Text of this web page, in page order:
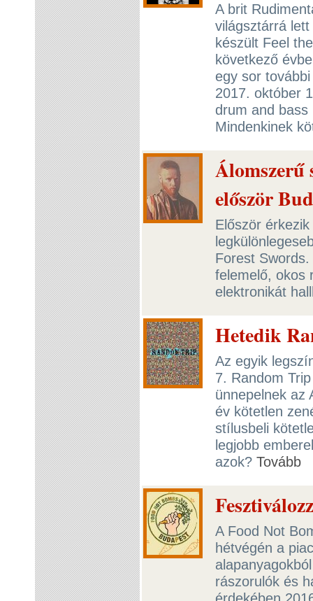
A brit
világsztárrá
készült Feel
következő
egy sor
2017. október
drum and bass
Mindenkinek
Álomszerű
először
Először
Forest
felemelő, okos
elektronikát
Hetedik
Az egyik
7. Random
ünnepelnek az
év kötetlen
stílusbeli
legjobb
azok? Tovább
A Food Not
hétvégén a
rászorulók és